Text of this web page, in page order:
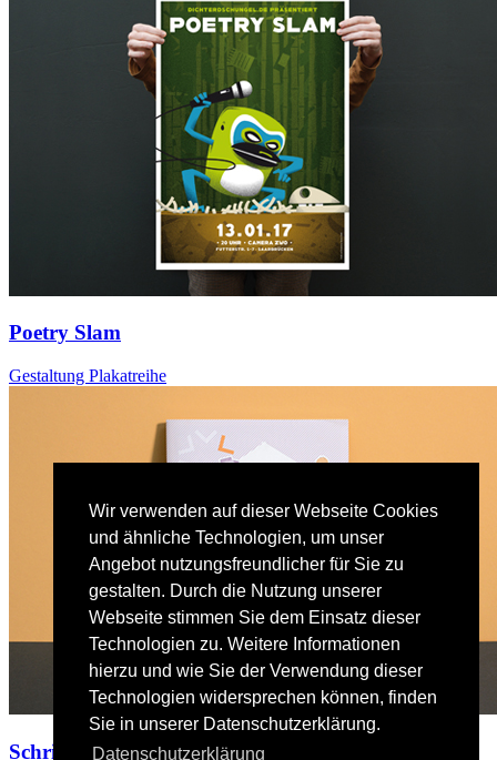
Wir verwenden auf dieser Webseite Cookies
und ähnliche Technologien, um unser
Angebot nutzungsfreundlicher für Sie zu
gestalten. Durch die Nutzung unserer
Webseite stimmen Sie dem Einsatz dieser
Technologien zu. Weitere Informationen
hierzu und wie Sie der Verwendung dieser
Technologien widersprechen können, finden
Sie in unserer Datenschutzerklärung.
Datenschutzerklärung
Poetry Slam
Gestaltung Plakatreihe
Schritt für Schritt